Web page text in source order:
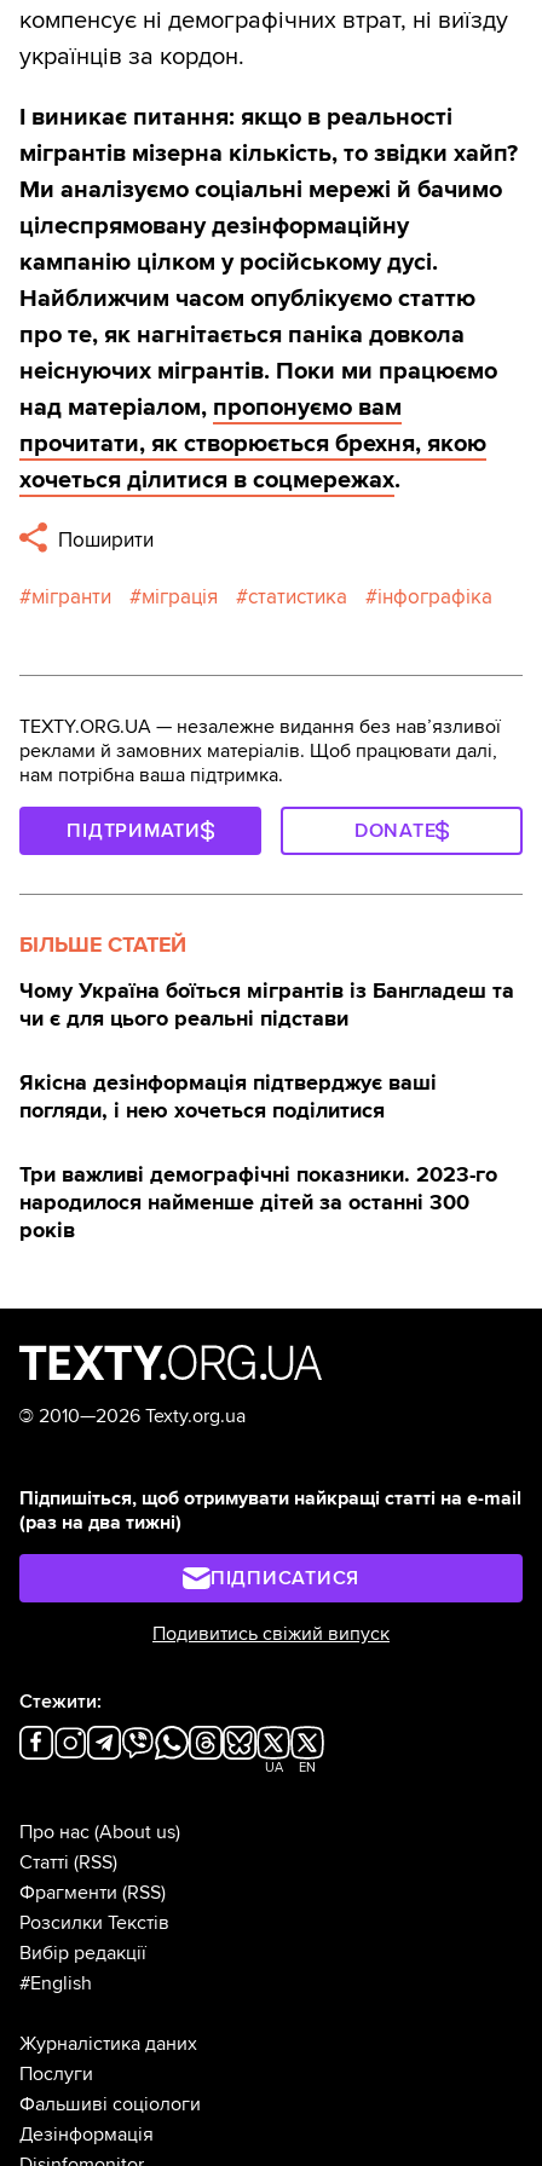
компенсує ні демографічних втрат, ні виїзду
українців за кордон.
І виникає питання: якщо в реальності
мігрантів мізерна кількість, то звідки хайп?
Ми аналізуємо соціальні мережі й бачимо
цілеспрямовану дезінформаційну
кампанію цілком у російському дусі.
Найближчим часом опублікуємо статтю
про те, як нагнітається паніка довкола
неіснуючих мігрантів. Поки ми працюємо
над матеріалом, пропонуємо вам
прочитати, як створюється брехня, якою
хочеться ділитися в соцмережах.
Поширити
мігранти міграція статистика інфографіка
TEXTY.ORG.UA — незалежне видання без навʼязливої
реклами й замовних матеріалів. Щоб працювати далі,
нам потрібна ваша підтримка.
ПІДТРИМАТИ DONATE
БІЛЬШЕ СТАТЕЙ
Чому Україна боїться мігрантів із Бангладеш та
чи є для цього реальні підстави
Якісна дезінформація підтверджує ваші
погляди, і нею хочеться поділитися
Три важливі демографічні показники. 2023-го
народилося найменше дітей за останні 300
років
© 2010—2026 Texty.org.ua
Підпишіться, щоб отримувати найкращі статті на e-mail
(раз на два тижні)
ПІДПИСАТИСЯ
Подивитись свіжий випуск
Стежити:
UA EN
Про нас (About us)
Статті (RSS)
Фрагменти (RSS)
Розсилки Текстів
Вибір редакції
#English
Журналістика даних
Послуги
Фальшиві соціологи
Дезінформація